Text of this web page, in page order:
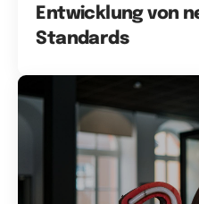
Entwicklung von
Standards